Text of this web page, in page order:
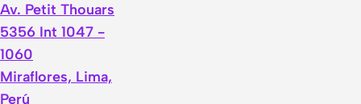
Av. Petit Thouars
5356 Int 1047 -
1060
Miraflores, Lima,
Perú